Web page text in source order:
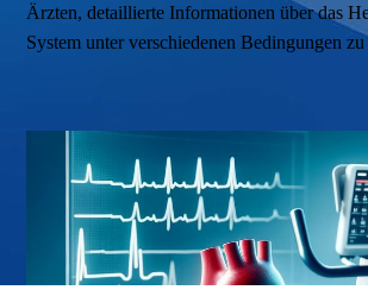
Ärzten, detaillierte Informationen über das
System unter verschiedenen Bedingungen zu